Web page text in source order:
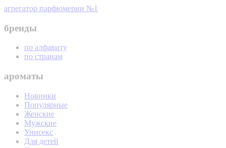
агрегатор парфюмерии №1
бренды
по алфавиту
по странам
ароматы
Новинки
Популярные
Женские
Мужские
Унисекс
Для детей